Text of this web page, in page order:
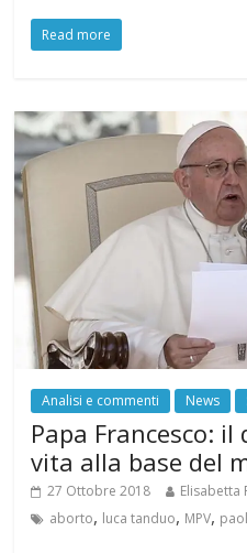
Read more
Analisi e commenti News
Papa Francesco: il
vita alla base del
27 Ottobre 2018 Elisabetta
aborto, luca tanduo, MPV,